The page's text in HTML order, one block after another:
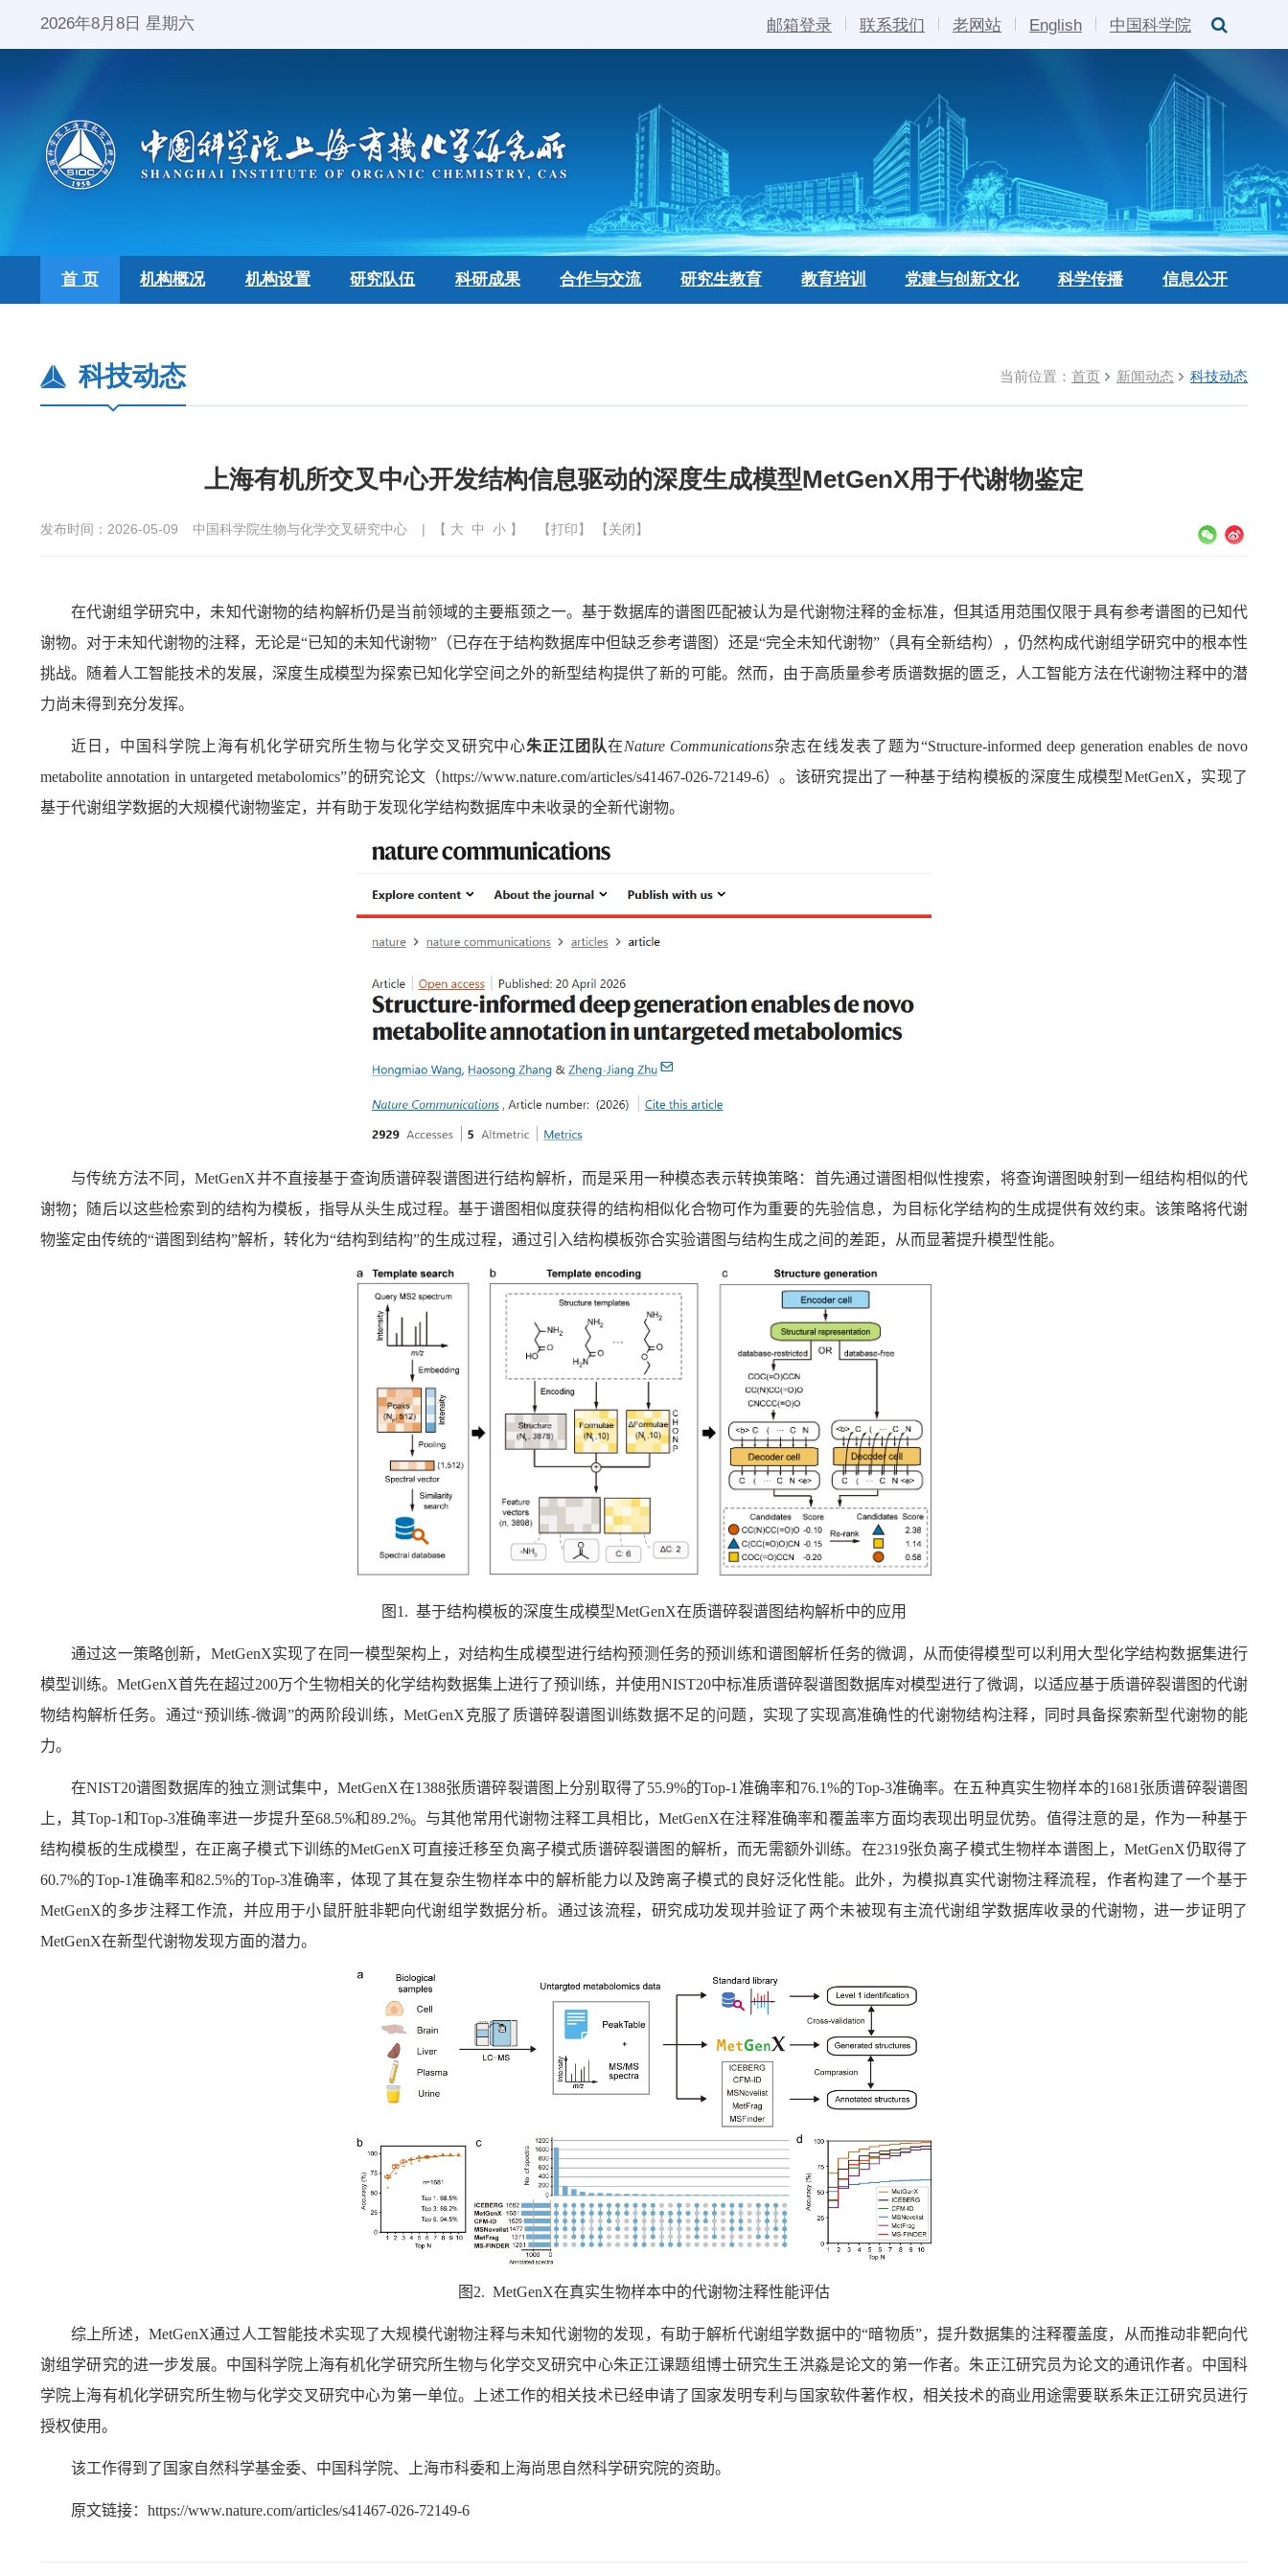
2026年8月8日 星期六 邮箱登录 联系我们 老网站 English 中国科学院
首 页 机构概况 机构设置 研究队伍 科研成果 合作与交流 研究生教育 教育培训 党建与创新文化 科学传播 信息公开
当前位置： 首页 新闻动态 科技动态
科技动态
上海有机所交叉中心开发结构信息驱动的深度生成模型MetGenX用于代谢物鉴定
发布时间：2026-05-09 中国科学院生物与化学交叉研究中心 | 【 大 中 小 】 【打印】 【关闭】
在代谢组学研究中，未知代谢物的结构解析仍是当前领域的主要瓶颈之一。基于数据库的谱图匹配被认为是代谢物注释的金标准，但其适用范围仅限于具有参考谱图的已知代
谢物。对于未知代谢物的注释，无论是“已知的未知代谢物”（已存在于结构数据库中但缺乏参考谱图）还是“完全未知代谢物”（具有全新结构），仍然构成代谢组学研究中的根本性
挑战。随着人工智能技术的发展，深度生成模型为探索已知化学空间之外的新型结构提供了新的可能。然而，由于高质量参考质谱数据的匮乏，人工智能方法在代谢物注释中的潜
力尚未得到充分发挥。
近日，中国科学院上海有机化学研究所生物与化学交叉研究中心朱正江团队在Nature Communications杂志在线发表了题为“Structure-informed deep generation enables de novo
metabolite annotation in untargeted metabolomics”的研究论文（https://www.nature.com/articles/s41467-026-72149-6）。该研究提出了一种基于结构模板的深度生成模型MetGenX，实现了
基于代谢组学数据的大规模代谢物鉴定，并有助于发现化学结构数据库中未收录的全新代谢物。
与传统方法不同，MetGenX并不直接基于查询质谱碎裂谱图进行结构解析，而是采用一种模态表示转换策略：首先通过谱图相似性搜索，将查询谱图映射到一组结构相似的代
谢物；随后以这些检索到的结构为模板，指导从头生成过程。基于谱图相似度获得的结构相似化合物可作为重要的先验信息，为目标化学结构的生成提供有效约束。该策略将代谢
物鉴定由传统的“谱图到结构”解析，转化为“结构到结构”的生成过程，通过引入结构模板弥合实验谱图与结构生成之间的差距，从而显著提升模型性能。
图 1. 基于结构模板的深度生成模型MetGenX在质谱碎裂谱图结构解析中的应用
通过这一策略创新， MetGenX实现了在同一模型架构上，对结构生成模型进行结构预测任务的预训练和谱图解析任务的微调，从而使得模型可以利用大型化学结构数据集进行
模型训练。 MetGenX首先在超过200万个生物相关的化学结构数据集上进行了预训练，并使用NIST20中标准质谱碎裂谱图数据库对模型进行了微调，以适应基于质谱碎裂谱图的代谢
物结构解析任务。通过“预训练-微调”的两阶段训练，MetGenX克服了质谱碎裂谱图训练数据不足的问题，实现了实现高准确性的代谢物结构注释，同时具备探索新型代谢物的能
力。
在NIST20谱图数据库的独立测试集中，MetGenX在1388张质谱碎裂谱图上分别取得了55.9%的Top-1 准确率和76.1%的Top-3准确率。在五种真实生物样本的1681 张质谱碎裂谱图
上，其Top-1和Top-3准确率进一步提升至68.5%和89.2%。与其他常用代谢物注释工具相比，MetGenX在注释准确率和覆盖率方面均表现出明显优势。值得注意的是，作为一种基于
结构模板的生成模型，在正离子模式下训练的MetGenX可直接迁移至负离子模式质谱碎裂谱图的解析，而无需额外训练。在2319张负离子模式生物样本谱图上，MetGenX仍取得了
60.7%的Top-1 准确率和82.5%的Top-3准确率，体现了其在复杂生物样本中的解析能力以及跨离子模式的良好泛化性能。此外，为模拟真实代谢物注释流程，作者构建了一个基于
MetGenX的多步注释工作流，并应用于小鼠肝脏非靶向代谢组学数据分析。通过该流程，研究成功发现并验证了两个未被现有主流代谢组学数据库收录的代谢物，进一步证明了
MetGenX在新型代谢物发现方面的潜力。
图 2. MetGenX在真实生物样本中的代谢物注释性能评估
综上所述， MetGenX通过人工智能技术实现了大规模代谢物注释与未知代谢物的发现，有助于解析代谢组学数据中的“暗物质”，提升数据集的注释覆盖度，从而推动非靶向代
谢组学研究的进一步发展。中国科学院上海有机化学研究所生物与化学交叉研究中心朱正江课题组博士研究生王洪淼是论文的第一作者。 朱正江研究员为论文的通讯作者。 中国科
学院上海有机化学研究所生物与化学交叉研究中心为第一单位。
上述工作的相关技术已经申请了国家发明专利与国家软件著作权，相关技术的商业用途需要联系朱正江研究员进行
授权使用。
该工作得到了国家自然科学基金委、中国科学院、上海市科委和上海尚思自然科学研究院的资助。
原文链接： https://www.nature.com/articles/s41467-026-72149-6